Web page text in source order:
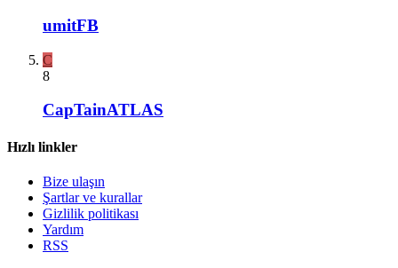
umitFB
C
8
CapTainATLAS
Hızlı linkler
Bize ulaşın
Şartlar ve kurallar
Gizlilik politikası
Yardım
RSS